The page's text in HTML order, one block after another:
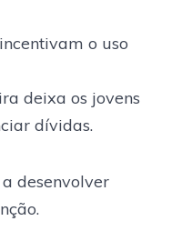
o uso
deixa os jovens
dívidas.
desenvolver